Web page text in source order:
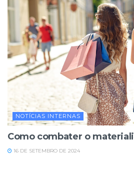
NOTÍCIAS INTERNAS
Como combater o
16 DE SETEMBRO DE 2024